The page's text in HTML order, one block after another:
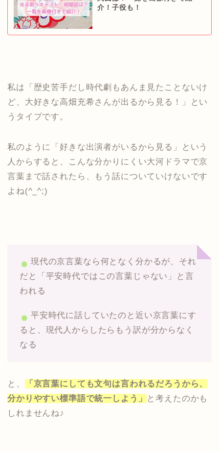
介！子役も！
私は「歴史苦手だし時代劇もあんま見たことないけ
ど、大好きな高畑充希さんが出るから見る！」とい
うタイプです。
私のように「好きな出演者がいるから見る」という
人からすると、こんな分かりにくい大河ドラマで京
言葉まで話されたら、もう話についていけないです
よね(^_^;)
現代の京言葉なら何となく分かるが、それ
だと「平安時代ではこの言葉じゃない」と言
われる
平安時代に話していたのと近い京言葉にす
ると、現代人からしたらもう訳が分からなく
なる
と、
「京言葉にしても文句は言われるだろうから、
分かりやすい標準語で統一しよう」
と考えたのかも
しれませんね♪